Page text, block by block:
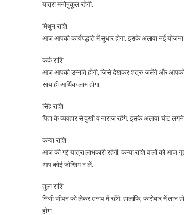
यात्रा मनोनुकूल रहेगी.
मिथुन राशि
आज आपकी कार्यपद्धति में सुधार होगा. इसके अलावा नई
कर्क राशि
आज आपकी उन्नति होगी, जिसे देखकर शत्रु जलेंगे और आपको
साथ ही आर्थिक लाभ होगा.
सिंह राशि
पिता के व्यवहार से दुखी व नाराज रहेंगे. इसके अलावा चोट
कन्या राशि
आज की गई यात्रा लाभकारी रहेगी. कन्या राशि वालों को
आप कोई जोखिम न लें.
तुला राशि
निजी जीवन को लेकर तनाव में रहेंगे. हालांकि, कारोबार में लाभ
होगा.